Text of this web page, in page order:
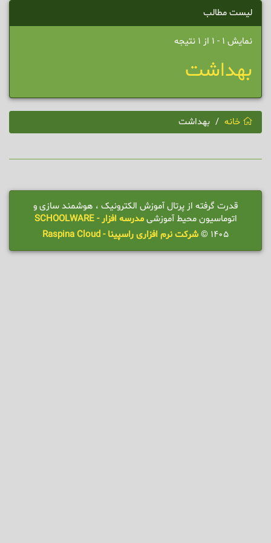
لیست مطالب
نمایش 1 - 1 از 1 نتیجه
بهداشت
خانه بهداشت
قدرت گرفته از پرتال آموزش الکترونیک ، هوشمند سازی و
اتوماسیون محیط آموزشیمدرسه افزار - SCHOOLWARE
1405 ©
شرکت نرم افزاری راسپینا - Raspina Cloud